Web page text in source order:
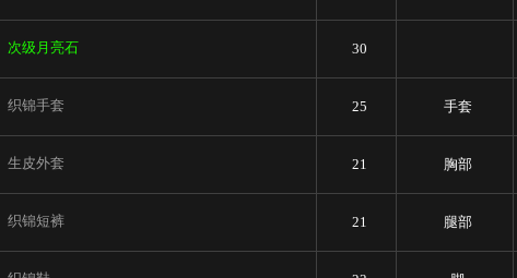
次级月亮石 30
织锦手套 25 手套
生皮外套 21 胸部
织锦短裤 21 腿部